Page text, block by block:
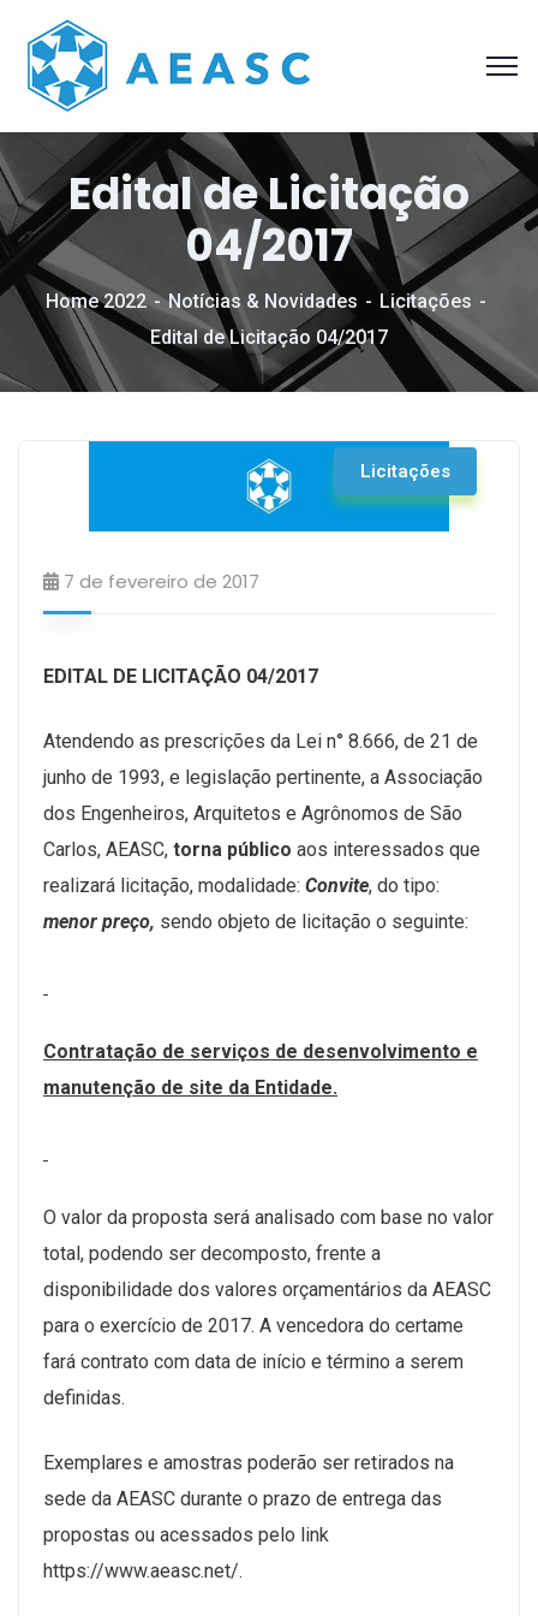
Edital de Licitação
04/2017
Home 2022 Notícias & Novidades
Licitações
Edital de Licitação 04/2017
Licitações
7 de fevereiro de 2017
EDITAL DE LICITAÇÃO 04/2017
Atendendo as prescrições da Lei n° 8.666, de 21 de
junho de 1993, e legislação pertinente, a Associação
dos Engenheiros, Arquitetos e Agrônomos de São
Carlos, AEASC, torna público aos interessados que
realizará licitação, modalidade: Convite, do tipo:
menor preço, sendo objeto de licitação o seguinte:
Contratação de serviços de desenvolvimento e
manutenção de site da Entidade.
O valor da proposta será analisado com base no valor
total, podendo ser decomposto, frente a
disponibilidade dos valores orçamentários da AEASC
para o exercício de 2017. A vencedora do certame
fará contrato com data de início e término a serem
definidas.
Exemplares e amostras poderão ser retirados na
sede da AEASC durante o prazo de entrega das
propostas ou acessados pelo link
https://www.aeasc.net/.